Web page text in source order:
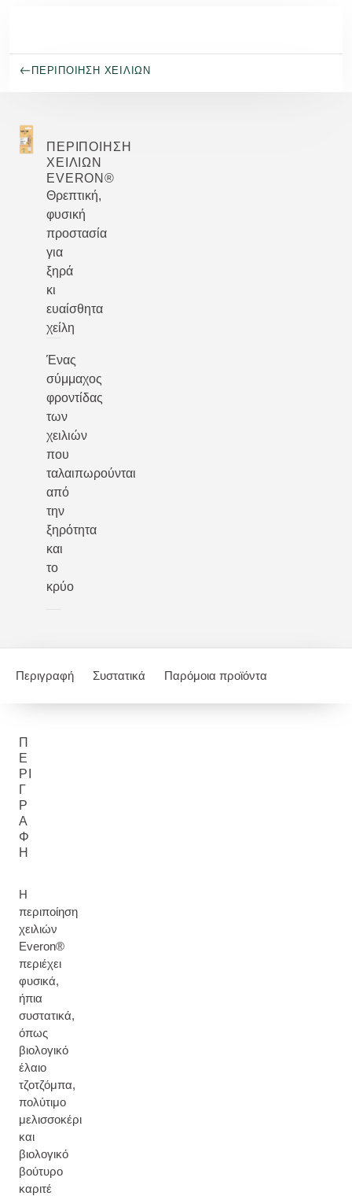
ΠΕΡΙΠΟΊΗΣΗ ΧΕΙΛΙΏΝ
ΠΕΡΙΠΟΊΗΣΗ
ΧΕΙΛΙΏΝ
EVERON®
Θρεπτική,
φυσική
προστασία
για
ξηρά
κι
ευαίσθητα
χείλη
Ένας
σύμμαχος
φροντίδας
των
χειλιών
που
ταλαιπωρούνται
από
την
ξηρότητα
και
το
κρύο
Περιγραφή Συστατικά Παρόμοια προϊόντα
Π
Ε
ΡΙ
Γ
Ρ
Α
Φ
Ή
Η
περιποίηση
χειλιών
Everon®
περιέχει
φυσικά,
ήπια
συστατικά,
όπως
βιολογικό
έλαιο
τζοτζόμπα,
πολύτιμο
μελισσοκέρι
και
βιολογικό
βούτυρο
καριτέ